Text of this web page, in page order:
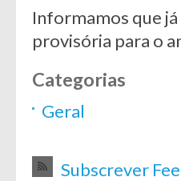
Informamos que
provisória para o
Categorias
Geral
Subscrever